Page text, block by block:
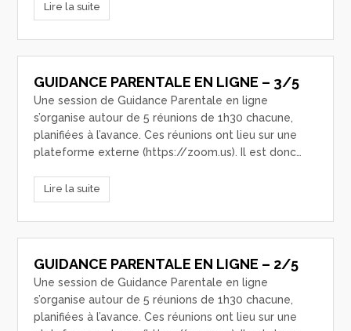
Lire la suite
GUIDANCE PARENTALE EN LIGNE – 3/5
Une session de Guidance Parentale en ligne
s’organise autour de 5 réunions de 1h30 chacune,
planifiées à l’avance. Ces réunions ont lieu sur une
plateforme externe (https://zoom.us). Il est donc…
Lire la suite
GUIDANCE PARENTALE EN LIGNE – 2/5
Une session de Guidance Parentale en ligne
s’organise autour de 5 réunions de 1h30 chacune,
planifiées à l’avance. Ces réunions ont lieu sur une